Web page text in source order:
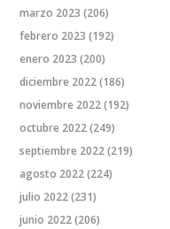
marzo 2023 (206)
febrero 2023 (192)
enero 2023 (200)
diciembre 2022(186)
noviembre 2022(192)
octubre 2022(249)
septiembre 2022(219)
agosto 2022(224)
julio 2022(231)
junio 2022(206)